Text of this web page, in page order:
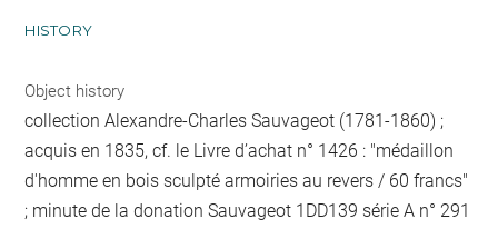
HISTORY
Object history
collection Alexandre-Charles Sauvageot (1781-1860) ;
acquis en 1835, cf. le Livre d’achat n° 1426 : "médaillon
d'homme en bois sculpté armoiries au revers / 60 francs"
; minute de la donation Sauvageot 1DD139 série A n° 291